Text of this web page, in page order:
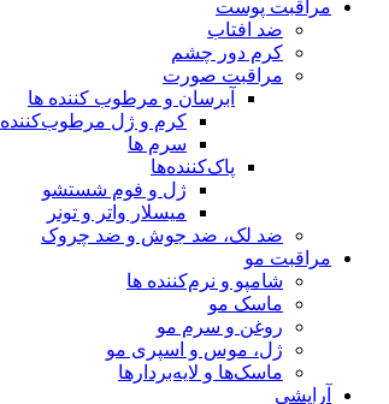
مراقبت پوست
ضد افتاب
کرم دور چشم
مراقبت صورت
آبرسان و مرطوب کننده ها
کرم و ژل مرطوب‌کننده
سرم ها
پاک‌کننده‌ها
ژل و فوم شستشو
میسلار واتر و تونر
ضد لک، ضد جوش و ضد چروک
مراقبت مو
شامپو و نرم‌کننده ها
ماسک مو
روغن و سرم مو
ژل، موس و اسپری مو
ماسک‌ها و لایه‌بردارها
آرایشی